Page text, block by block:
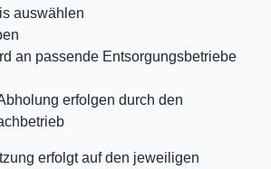
auswählen
an passende Entsorgungsbetriebe
erfolgen durch den
erfolgt auf den jeweiligen